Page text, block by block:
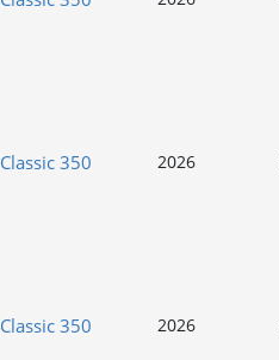
Classic 350 2026
Classic 350 2026